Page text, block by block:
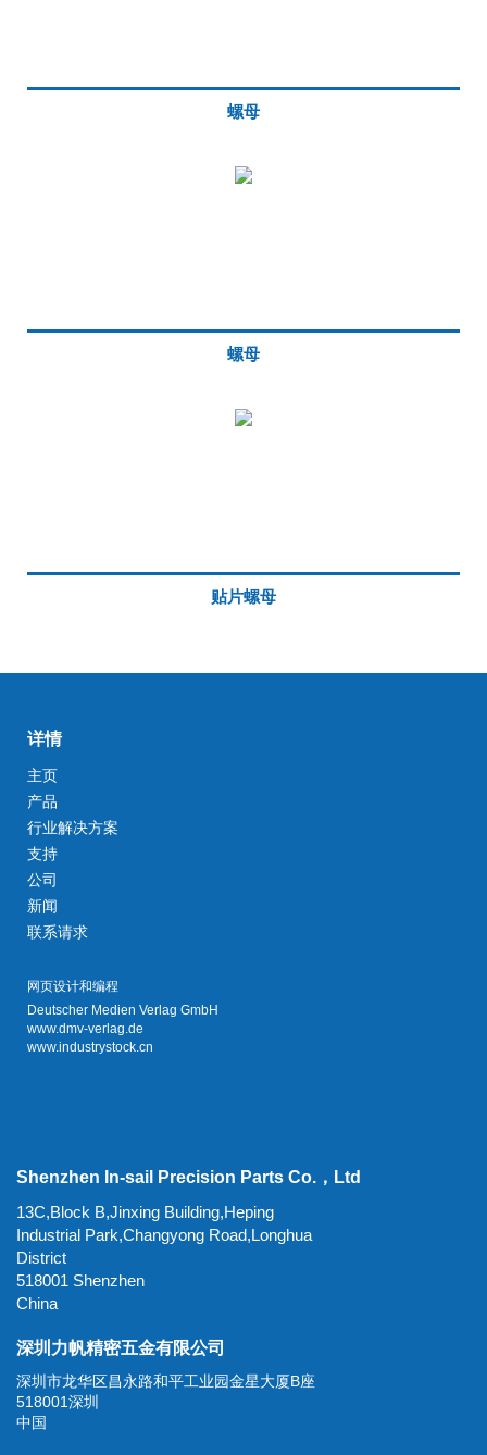
螺母
螺母
贴片螺母
详情
主页
产品
行业解决方案
支持
公司
新闻
联系请求
网页设计和编程
Deutscher Medien Verlag GmbH
www.dmv-verlag.de
www.industrystock.cn
Shenzhen In-sail Precision Parts Co.，Ltd
13C,Block B,Jinxing Building,Heping
Industrial Park,Changyong Road,Longhua
District
518001 Shenzhen
China
深圳力帆精密五金有限公司
深圳市龙华区昌永路和平工业园金星大厦B座
518001深圳
中国